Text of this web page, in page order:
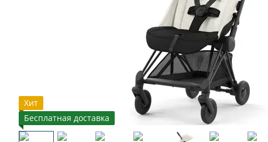
Хит
Бесплатная доставка